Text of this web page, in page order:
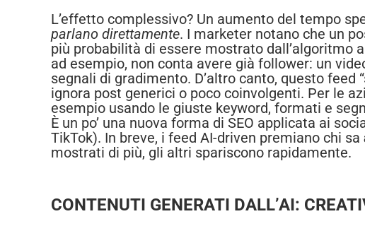
L’effetto complessivo? Un aumento del tempo
parlano direttamente. I marketer notano che un
più probabilità di essere mostrato dall’algoritmo
ad esempio, non conta avere già follower: un
segnali di gradimento. D’altro canto, questo
ignora post generici o poco coinvolgenti. Per le
esempio usando le giuste keyword, formati e
È un po’ una nuova forma di SEO applicata ai
TikTok). In breve, i feed AI-driven premiano chi sa
mostrati di più, gli altri spariscono rapidamente.
CONTENUTI GENERATI DALL’AI: